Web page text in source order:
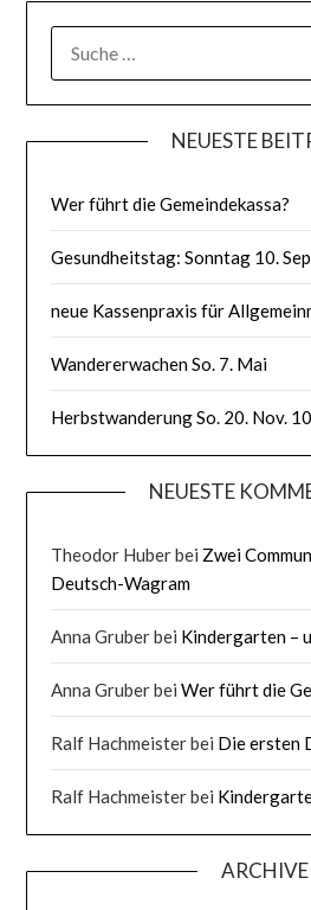
NACH:
NEUESTE
Wer führt die Gemeindekassa?
Gesundheitstag: Sonntag 10.
neue Kassenpraxis für
Wandererwachen So. 7. Mai
Herbstwanderung So. 20. Nov.
NEUESTE
Theodor Huberbei Zwei
Deutsch-Wagram
Anna Gruberbei Kindergarten –
Anna GruberbeiWer führt die
Ralf Hachmeisterbei Die ersten
Ralf Hachmeisterbei
ARCHIVE